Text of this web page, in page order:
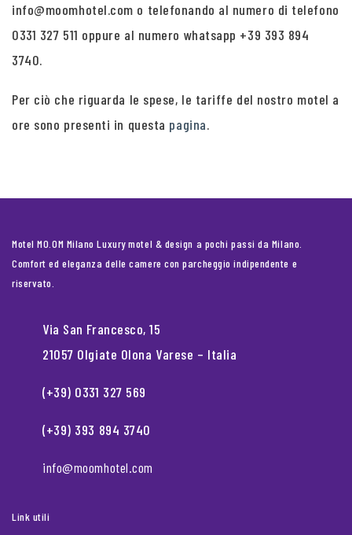
info@moomhotel.com o telefonando al numero di telefono
0331 327 511 oppure al numero whatsapp +39 393 894
3740.
Per ciò che riguarda le spese, le tariffe del nostro motel a
ore sono presenti in questa pagina.
Motel MO.OM Milano Luxury motel & design a pochi passi da Milano.
Comfort ed eleganza delle camere con parcheggio indipendente e
riservato.
Via San Francesco, 15
21057 Olgiate Olona Varese – Italia
(+39) 0331 327 569
(+39) 393 894 3740
info@moomhotel.com
Link utili